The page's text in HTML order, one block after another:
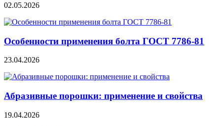
02.05.2026
Особенности применения болта ГОСТ 7786-81
23.04.2026
Абразивные порошки: применение и свойства
19.04.2026